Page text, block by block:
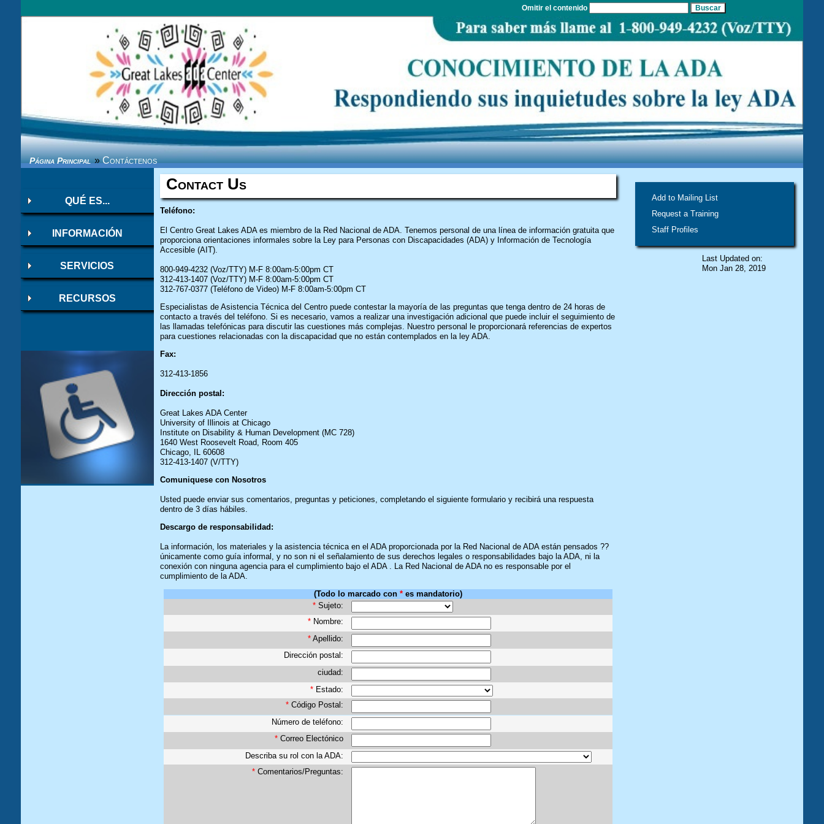
Omitir el contenido
PÁGINA PRINCIPAL MAPA DEL SITO GLOSARIO DE ABREVIACIONES ENGLISH CONTÁCTENOS
Página Principal » Contáctenos
QUÉ ES...
INFORMACIÓN
SERVICIOS
RECURSOS
Contact Us
Teléfono:
El Centro Great Lakes ADA es miembro de la Red Nacional de ADA. Tenemos personal de una línea de información gratuita que
proporciona orientaciones informales sobre la Ley para Personas con Discapacidades (ADA) y Información de Tecnología
Accesible (AIT).
800-949-4232 (Voz/TTY) M-F 8:00am-5:00pm CT
312-413-1407 (Voz/TTY) M-F 8:00am-5:00pm CT
312-767-0377 (Teléfono de Video) M-F 8:00am-5:00pm CT
Especialistas de Asistencia Técnica del Centro puede contestar la mayoría de las preguntas que tenga dentro de 24 horas de
contacto a través del teléfono. Si es necesario, vamos a realizar una investigación adicional que puede incluir el seguimiento de
las llamadas telefónicas para discutir las cuestiones más complejas. Nuestro personal le proporcionará referencias de expertos
para cuestiones relacionadas con la discapacidad que no están contemplados en la ley ADA.
Fax:
312-413-1856
Dirección postal:
Great Lakes ADA Center
University of Illinois at Chicago
Institute on Disability & Human Development (MC 728)
1640 West Roosevelt Road, Room 405
Chicago, IL 60608
312-413-1407 (V/TTY)
Comuniquese con Nosotros
Usted puede enviar sus comentarios, preguntas y peticiones, completando el siguiente formulario y recibirá una respuesta
dentro de 3 días hábiles.
Descargo de responsabilidad:
La información, los materiales y la asistencia técnica en el ADA proporcionada por la Red Nacional de ADA están pensados ??
únicamente como guía informal, y no son ni el señalamiento de sus derechos legales o responsabilidades bajo la ADA, ni la
conexión con ninguna agencia para el cumplimiento bajo el ADA . La Red Nacional de ADA no es responsable por el
cumplimiento de la ADA.
(Todo lo marcado con *es mandatorio)
* Sujeto:
* Nombre:
* Apellido:
Dirección postal:
ciudad:
* Estado:
* Código Postal:
Número de teléfono:
* Correo Electónico
Describa su rol con la ADA:
* Comentarios/Preguntas:
Add to Mailing List
Request a Training
Staff Profiles
Last Updated on:
Mon Jan 28, 2019